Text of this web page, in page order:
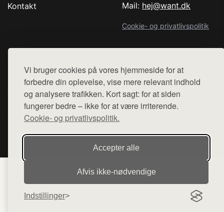
Vi bruger cookies på vores hjemmeside for at
forbedre din oplevelse, vise mere relevant indhold
og analysere trafikken. Kort sagt: for at siden
fungerer bedre – ikke for at være irriterende.
Cookie- og privatlivspolitik.
Accepter alle
Afvis ikke‑nødvendige
Indstillinger
Kontakt
Mail: hej@want.dk
Cookie- og privatlivspolitik
Denne side er en del af want.dk, der udgiver en række
hjemmesider med præsentation af forskellige produkter fra
diverse webshops. Der sælges ikke varer fra denne side - vi
henviser til de shops, som sælger varen. Vi har heller ikke
varerne på lager.
© 2026 comedancewithme.dk. Alle rettigheder forbeholdes.